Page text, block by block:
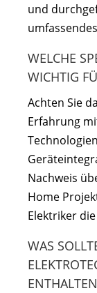
und
WELCHE
WICHTIG
Achten Sie
Erfahrung
Nachweis
Home
Elektriker
WAS